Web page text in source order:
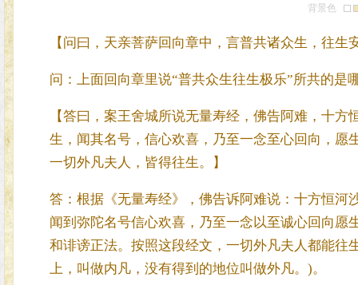
背景色
【问曰，天亲菩萨回向章中，言普共诸众生，往生
问：上面回向章里说“普共众生往生极乐”所共的是
【答曰，案王舍城所说无量寿经，佛告阿难，十
生，闻其名号，信心欢喜，乃至一念至心回向，愿
一切外凡夫人，皆得往生。】
答：根据《无量寿经》，佛告诉阿难说：十方恒河
闻到弥陀名号信心欢喜，乃至一念以至诚心回向
和诽谤正法。按照这段经文，一切外凡夫人都能
上，叫做内凡，没有得到的地位叫做外凡。)。